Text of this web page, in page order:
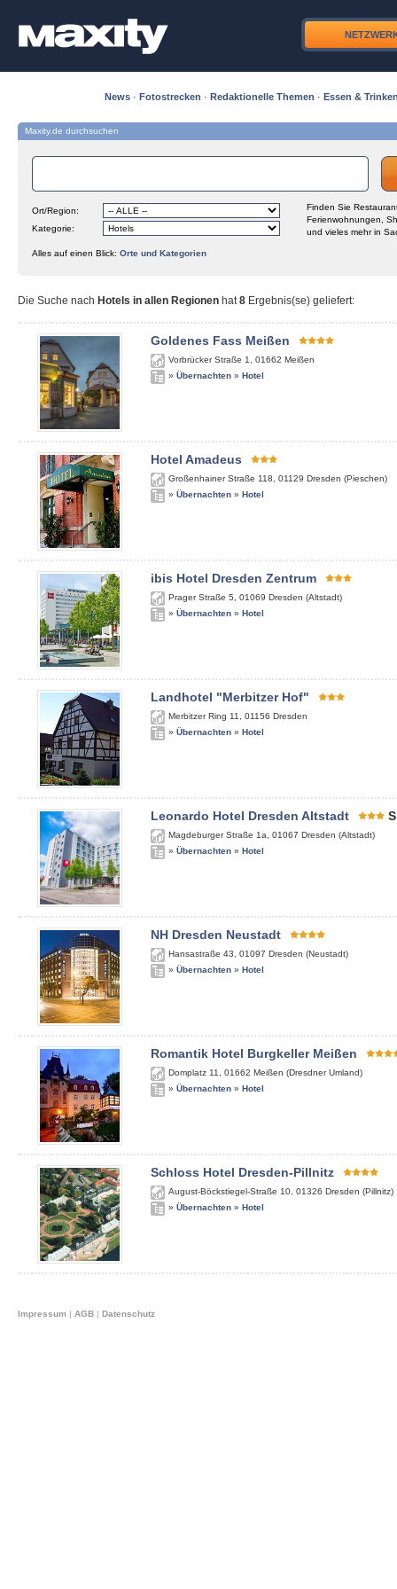
News · Fotostrecken · Redaktionelle Themen · Essen &
Maxity.de durchsuchen
Ort/Region:
Kategorie:
Finden Sie
Ferienwohnungen,
und vieles mehr in
Alles auf einen Blick: Orte und Kategorien
Die Suche nach Hotels in allen Regionen hat8 Ergebnis(se) geliefert:
Goldenes Fass Meißen
Vorbrücker Straße 1 01662 Meißen
» Übernachten » Hotel
Hotel Amadeus
Großenhainer Straße 118 01129 Dresden (Pieschen)
» Übernachten » Hotel
ibis Hotel Dresden Zentrum
Prager Straße 5 01069 Dresden (Altstadt)
» Übernachten » Hotel
Landhotel "Merbitzer Hof"
Merbitzer Ring 11 01156 Dresden
» Übernachten » Hotel
Leonardo Hotel Dresden Altstadt S
Magdeburger Straße 1a 01067 Dresden (Altstadt)
» Übernachten » Hotel
NH Dresden Neustadt
Hansastraße 43 01097 Dresden (Neustadt)
» Übernachten » Hotel
Romantik Hotel Burgkeller Meißen
Domplatz 11 01662 Meißen (Dresdner Umland)
» Übernachten » Hotel
Schloss Hotel Dresden-Pillnitz
August-Böckstiegel-Straße 10 01326 Dresden (Pillnitz)
» Übernachten » Hotel
Impressum | AGB | Datenschutz